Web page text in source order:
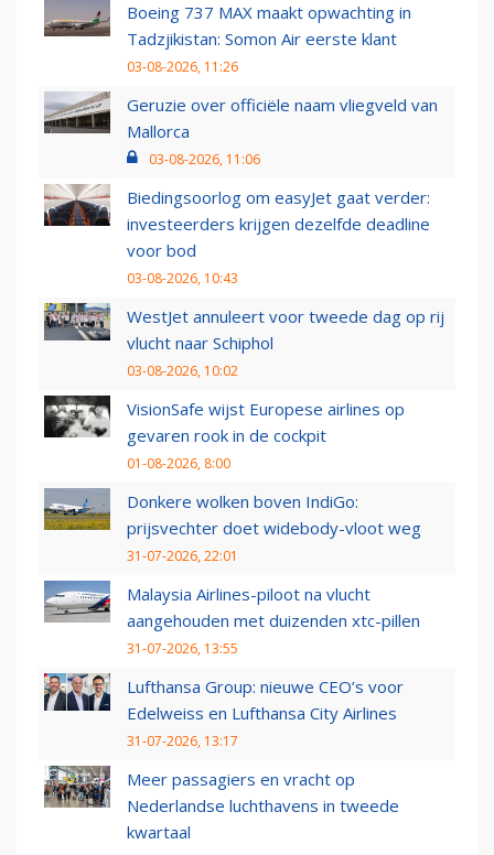
Boeing 737 MAX maakt opwachting in
Tadzjikistan: Somon Air eerste klant
03-08-2026, 11:26
Geruzie over officiële naam vliegveld van
Mallorca
03-08-2026, 11:06
Biedingsoorlog om easyJet gaat verder:
investeerders krijgen dezelfde deadline
voor bod
03-08-2026, 10:43
WestJet annuleert voor tweede dag op rij
vlucht naar Schiphol
03-08-2026, 10:02
VisionSafe wijst Europese airlines op
gevaren rook in de cockpit
01-08-2026, 8:00
Donkere wolken boven IndiGo:
prijsvechter doet widebody-vloot weg
31-07-2026, 22:01
Malaysia Airlines-piloot na vlucht
aangehouden met duizenden xtc-pillen
31-07-2026, 13:55
Lufthansa Group: nieuwe CEO’s voor
Edelweiss en Lufthansa City Airlines
31-07-2026, 13:17
Meer passagiers en vracht op
Nederlandse luchthavens in tweede
kwartaal